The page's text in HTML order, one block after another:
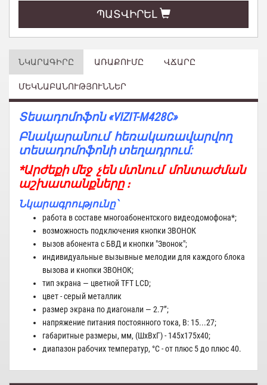
ՊԱՏՎԻՐԵԼ
ՆԿԱՐԱԳԻՐԸ ԱՌԱՔՈՒՄԸ ՎՃԱՐԸ
ՄԵԿՆԱԲԱՆՈՒԹՅՈՒՆՆԵՐ
Տեսադոմոֆոն «VIZIT-M428C»
Բնակարանում հեռակառավարվող
տեսադոմոֆոնի տեղադրում:
*Արժեքի մեջ չեն մտնում մոնտաժման
աշխատանքները ։
Նկարագրությունը՝
работа в составе многоабонентского видеодомофона*;
возможность подключения кнопки ЗВОНОК
вызов абонента с БВД и кнопки "Звонок";
индивидуальные вызывные мелодии для каждого блока
вызова и кнопки ЗВОНОК;
тип экрана — цветной TFT LCD;
цвет - серый металлик
размер экрана по диагонали — 2.7”;
напряжение питания постоянного тока, В: 15...27;
габаритные размеры, мм, (ШхВхГ) - 145х175х40;
диапазон рабочих температур, °С - от плюс 5 до плюс 40.